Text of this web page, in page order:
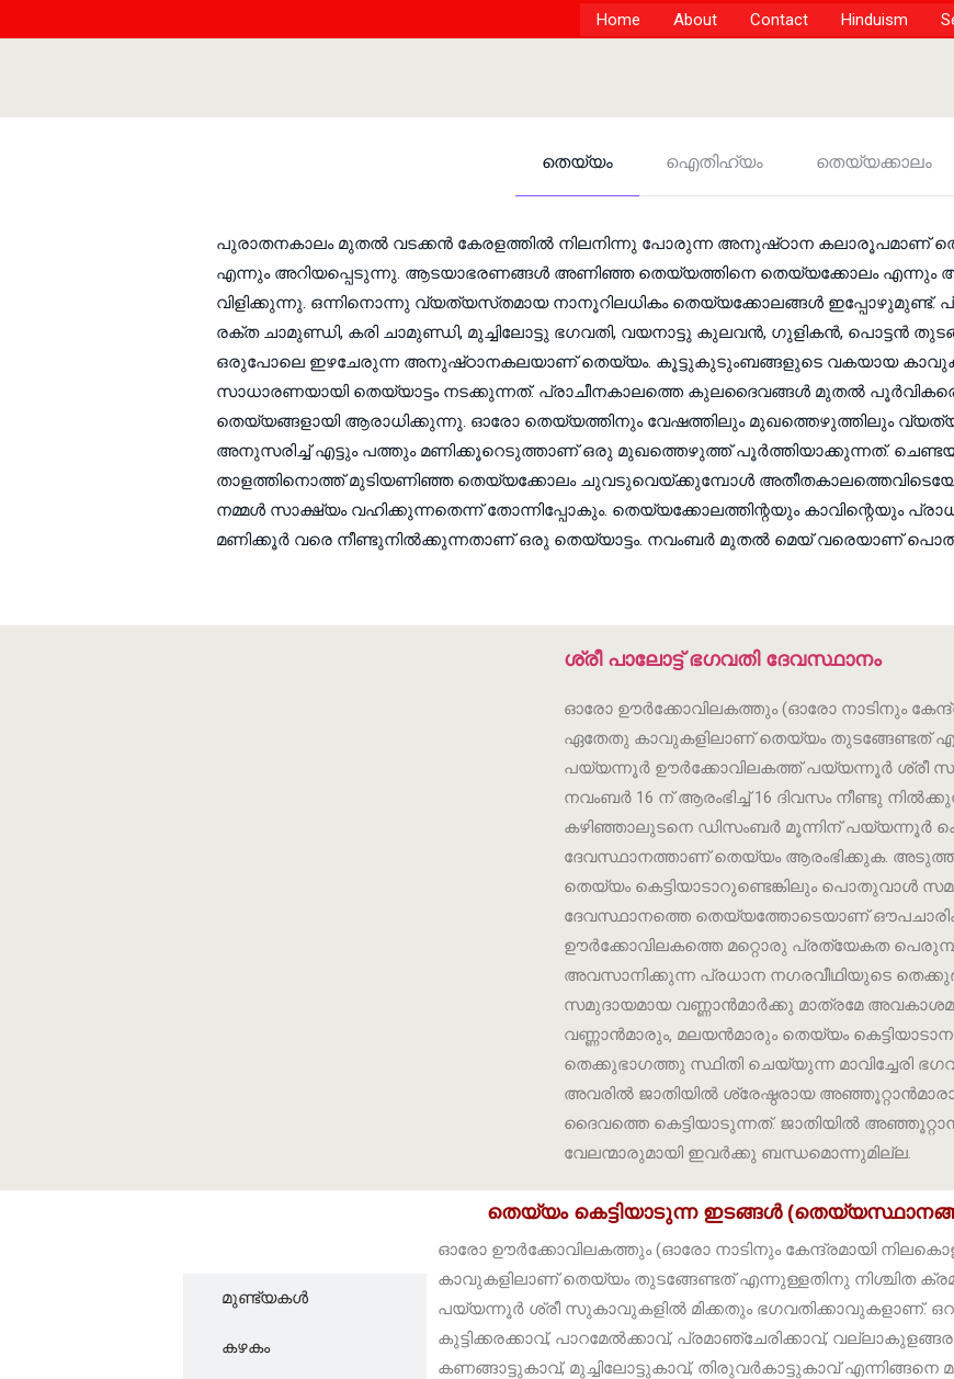
to
Home About Contact Hinduism
തെയ്യം ഐതിഹ്യം തെയ്യക്കാലം
പുരാതനകാലം മുതല്‍ വടക്കന്‍ കേരളത്തില്‍ നിലനിന്നു പോരുന്ന അനുഷ്‌ഠാന കലാരൂപമാണ്‌
എന്നും അറിയപ്പെടുന്നു. ആടയാഭരണങ്ങള്‍ അണിഞ്ഞ തെയ്യത്തിനെ തെയ്യക്കോലം എന്നും
വിളിക്കുന്നു. ഒന്നിനൊന്നു വ്യത്യസ്‌തമായ നാനൂറിലധികം തെയ്യക്കോലങ്ങള്‍
രക്ത ചാമുണ്ഡി, കരി ചാമുണ്ഡി, മുച്ചിലോട്ടു ഭഗവതി, വയനാട്ടു കുലവന്‍, ഗുളികന്‍, പൊട്ടന്‍
ഒരുപോലെ ഇഴചേരുന്ന അനുഷ്‌ഠാനകലയാണ്‌ തെയ്യം. കൂട്ടുകുടുംബങ്ങളുടെ വകയായ
സാധാരണയായി തെയ്യാട്ടം നടക്കുന്നത്‌. പ്രാചീനകാലത്തെ കുലദൈവങ്ങള്‍ മുതല്‍
തെയ്യങ്ങളായി ആരാധിക്കുന്നു. ഓരോ തെയ്യത്തിനും വേഷത്തിലും മുഖത്തെഴുത്തിലും
അനുസരിച്ച്‌ എട്ടും പത്തും മണിക്കൂറെടുത്താണ്‌ ഒരു മുഖത്തെഴുത്ത്‌ പൂര്‍ത്തിയാക്കുന്നത്‌.
താളത്തിനൊത്ത്‌ മുടിയണിഞ്ഞ തെയ്യക്കോലം ചുവടുവെയ്‌ക്കുമ്പോള്‍
നമ്മള്‍ സാക്ഷ്യം വഹിക്കുന്നതെന്ന്‌ തോന്നിപ്പോകും. തെയ്യക്കോലത്തിന്റയും കാവിന്റെയും
മണിക്കൂര്‍ വരെ നീണ്ടുനില്‍ക്കുന്നതാണ്‌ ഒരു തെയ്യാട്ടം. നവംബര്‍ മുതല്‍ മെയ്‌ വരെയാണ്‌
ശ്രീ പാലോട്ട് ഭഗവതി ദേവസ്ഥാനം
ഓരോ ഊർക്കോവിലകത്തും (ഓരോ നാടിനും
ഏതേതു കാവുകളിലാണ് തെയ്യം തുടങ്ങേണ്ടത്
പയ്യന്നൂർ ഊർക്കോവിലകത്ത് പയ്യന്നൂർ ശ്രീ
നവംബർ 16 ന് ആരംഭിച്ച് 16 ദിവസം നീണ്ടു
കഴിഞ്ഞാലുടനെ ഡിസംബർ മൂന്നിന് പയ്യന്നൂർ
ദേവസ്ഥാനത്താണ് തെയ്യം ആരംഭിക്കുക. അടുത്ത
തെയ്യം കെട്ടിയാടാറുണ്ടെങ്കിലും പൊതുവാൾ
ദേവസ്ഥാനത്തെ തെയ്യത്തോടെയാണ്
ഊർക്കോവിലകത്തെ മറ്റൊരു പ്രത്യേകത
അവസാനിക്കുന്ന പ്രധാന നഗരവീഥിയുടെ
സമുദായമായ വണ്ണാൻമാർക്കു മാത്രമേ
വണ്ണാൻമാരും‚ മലയൻമാരും തെയ്യം
തെക്കുഭാഗത്തു സ്ഥിതി ചെയ്യുന്ന മാവിച്ചേരി
അവരിൽ ജാതിയിൽ ശ്രേഷ്ഠരായ
ദൈവത്തെ കെട്ടിയാടുന്നത്. ജാതിയിൽ
വേലന്മാരുമായി ഇവർക്കു ബന്ധമൊന്നുമില്ല.
തെയ്യം കെട്ടിയാടുന്ന ഇടങ്ങൾ
മുണ്ട്യകൾ
കഴകം
ഓരോ ഊർക്കോവിലകത്തും (ഓരോ നാടിനും കേന്ദ്രമായി
കാവുകളിലാണ് തെയ്യം തുടങ്ങേണ്ടത് എന്നുള്ളതിനു നിശ്ചിത
പയ്യന്നൂർ ശ്രീ സുകാവുകളിൽ മിക്കതും ഭഗവതിക്കാവുകളാണ്.
കുട്ടിക്കരക്കാവ്, പാറമേൽക്കാവ്, പ്രമാഞ്ചേരിക്കാവ്,
കണങ്ങാട്ടുകാവ്, മുച്ചിലോട്ടുകാവ്, തിരുവർകാട്ടുകാവ്